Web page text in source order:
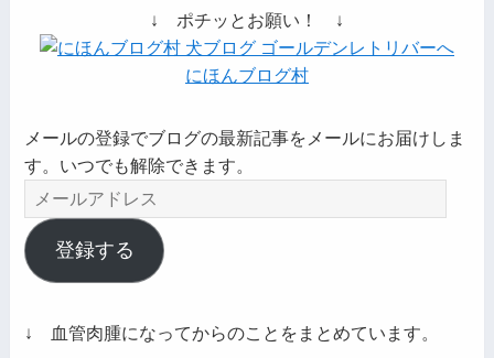
↓ ポチッとお願い！ ↓
にほんブログ村
メールの登録でブログの最新記事をメールにお届けしま
す。いつでも解除できます。
メ
ー
ル
ア
レ
登録する
↓ 血管肉腫になってからのことをまとめています。